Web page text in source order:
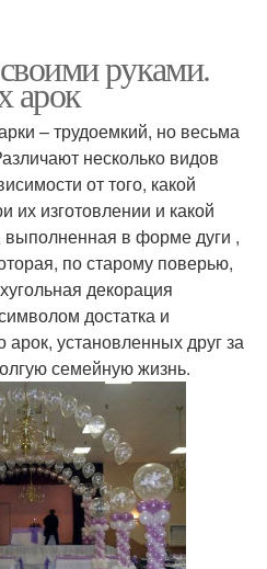
руками.
арок
– трудоемкий, но весьма
несколько видов
от того, какой
их изготовлении и какой
в форме дуги ,
по старому поверью,
декорация
достатка и
арок, установленных друг за
семейную жизнь.